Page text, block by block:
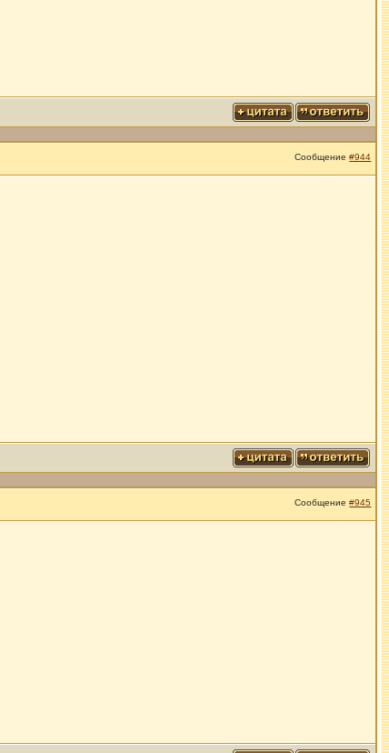
Сообщение#944
Сообщение#945